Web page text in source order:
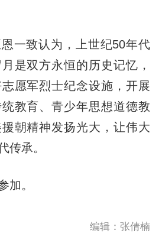
致认为，上世纪50年代
是双方永恒的历史记忆，
愿军烈士纪念设施，开展
教育、青少年思想道德教
朝精神发扬光大，让伟大
传承。
。
编辑：张倩楠